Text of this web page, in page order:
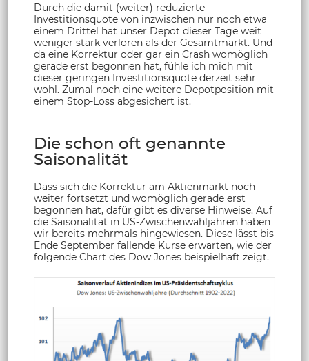
Durch die damit (weiter) reduzierte
Investitionsquote von inzwischen nur noch etwa
einem Drittel hat unser Depot dieser Tage weit
weniger stark verloren als der Gesamtmarkt. Und
da eine Korrektur oder gar ein Crash womöglich
gerade erst begonnen hat, fühle ich mich mit
dieser geringen Investitionsquote derzeit sehr
wohl. Zumal noch eine weitere Depotposition mit
einem Stop-Loss abgesichert ist.
Die schon oft genannte
Saisonalität
Dass sich die Korrektur am Aktienmarkt noch
weiter fortsetzt und womöglich gerade erst
begonnen hat, dafür gibt es diverse Hinweise. Auf
die Saisonalität in US-Zwischenwahljahren haben
wir bereits mehrmals hingewiesen. Diese lässt bis
Ende September fallende Kurse erwarten, wie der
folgende Chart des Dow Jones beispielhaft zeigt.